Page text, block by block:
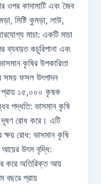
ওপর কাদামাটি এবং জৈব
মিষ্টি কুমড়া, লাউ,
মাচা: একটি মাচা
ব্যবহৃত কচুরিপানা এবং
কৃষির উপকারিতা
সময় ফসল উৎপাদন
প্রায় ১৫,০০০ কৃষক
পদ্ধতি: ভাসমান কৃষি
দূষণ রোধ করে। এটি
ক্ষয় রোধ: ভাসমান কৃষি
আয়ের উৎস বৃদ্ধি:
করে অতিরিক্ত আয়
বছরে প্রায়